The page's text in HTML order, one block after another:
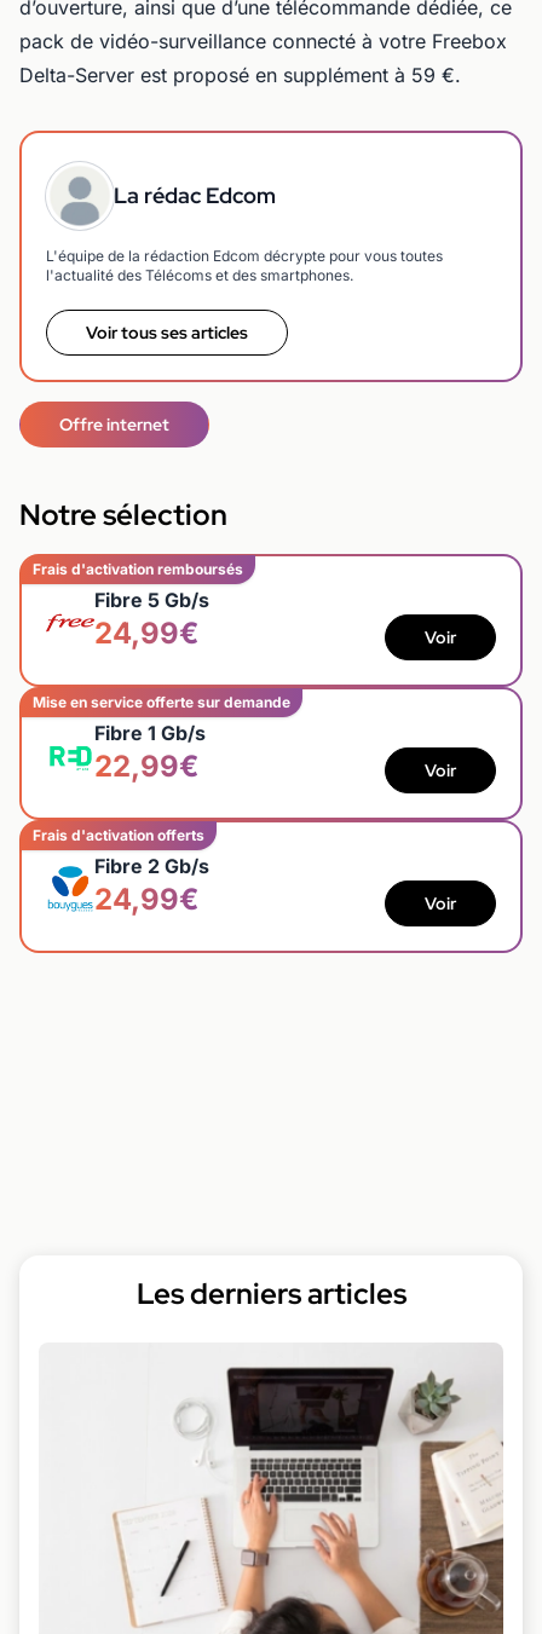
d’ouverture, ainsi que d’une télécommande dédiée, ce
pack de vidéo-surveillance connecté à votre Freebox
Delta-Server est proposé en supplément à 59 €.
La rédac Edcom
L'équipe de la rédaction Edcom décrypte pour vous toutes
l'actualité des Télécoms et des smartphones.
Voir tous ses articles
Offre internet
Notre sélection
Frais d'activation remboursés
Fibre 5 Gb/s
24,99€ Voir
Mise en service offerte sur demande
Fibre 1 Gb/s
22,99€ Voir
Frais d'activation offerts
Fibre 2 Gb/s
24,99€ Voir
Les derniers articles